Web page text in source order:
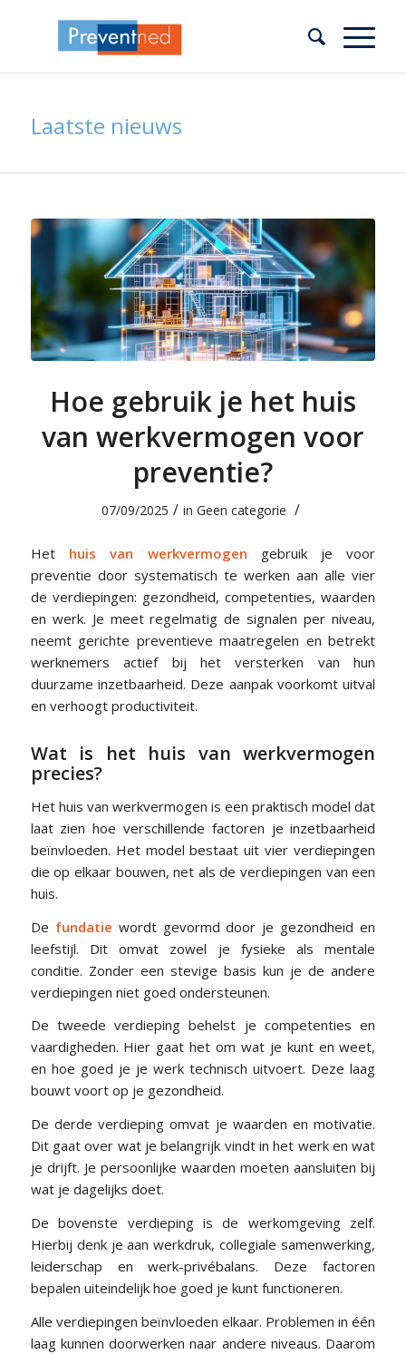
Laatste nieuws
Hoe gebruik je het huis
van werkvermogen voor
preventie?
07/09/2025 / in Geen categorie /
Het huis van werkvermogen gebruik je voor
preventie door systematisch te werken aan alle vier
de verdiepingen: gezondheid, competenties, waarden
en werk. Je meet regelmatig de signalen per niveau,
neemt gerichte preventieve maatregelen en betrekt
werknemers actief bij het versterken van hun
duurzame inzetbaarheid. Deze aanpak voorkomt uitval
en verhoogt productiviteit.
Wat is het huis van werkvermogen
precies?
Het huis van werkvermogen is een praktisch model dat
laat zien hoe verschillende factoren je inzetbaarheid
beïnvloeden. Het model bestaat uit vier verdiepingen
die op elkaar bouwen, net als de verdiepingen van een
huis.
De fundatie wordt gevormd door je gezondheid en
leefstijl. Dit omvat zowel je fysieke als mentale
conditie. Zonder een stevige basis kun je de andere
verdiepingen niet goed ondersteunen.
De tweede verdieping behelst je competenties en
vaardigheden. Hier gaat het om wat je kunt en weet,
en hoe goed je je werk technisch uitvoert. Deze laag
bouwt voort op je gezondheid.
De derde verdieping omvat je waarden en motivatie.
Dit gaat over wat je belangrijk vindt in het werk en wat
je drijft. Je persoonlijke waarden moeten aansluiten bij
wat je dagelijks doet.
De bovenste verdieping is de werkomgeving zelf.
Hierbij denk je aan werkdruk, collegiale samenwerking,
leiderschap en werk-privébalans. Deze factoren
bepalen uiteindelijk hoe goed je kunt functioneren.
Alle verdiepingen beïnvloeden elkaar. Problemen in één
laag kunnen doorwerken naar andere niveaus. Daarom